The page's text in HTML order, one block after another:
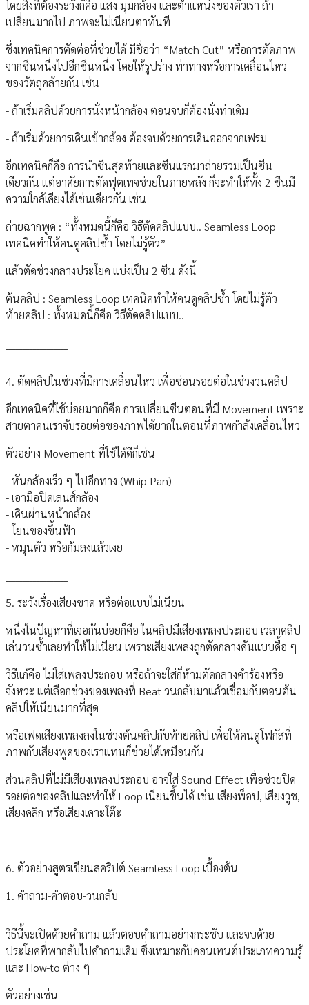
โดยสิ่งที่ต้องระวังก็คือ แสง มุมกล้อง และตำแหน่งของตัวเรา ถ้า
เปลี่ยนมากไป ภาพจะไม่เนียนตาทันที
ซึ่งเทคนิคการตัดต่อที่ช่วยได้ มีชื่อว่า “Match Cut” หรือการตัดภาพ
จากซีนหนึ่งไปอีกซีนหนึ่ง โดยให้รูปร่าง ท่าทางหรือการเคลื่อนไหว
ของวัตถุคล้ายกัน เช่น
- ถ้าเริ่มคลิปด้วยการนั่งหน้ากล้อง ตอนจบก็ต้องนั่งท่าเดิม
- ถ้าเริ่มด้วยการเดินเข้ากล้อง ต้องจบด้วยการเดินออกจากเฟรม
อีกเทคนิคก็คือ การนำซีนสุดท้ายและซีนแรกมาถ่ายรวมเป็นซีน
เดียวกัน แต่อาศัยการตัดฟุตเทจช่วยในภายหลัง ก็จะทำให้ทั้ง 2 ซีนมี
ความใกล้เคียงได้เช่นเดียวกัน เช่น
ถ่ายฉากพูด : “ทั้งหมดนี้ก็คือ วิธีตัดคลิปแบบ.. Seamless Loop
เทคนิคทำให้คนดูคลิปซ้ำ โดยไม่รู้ตัว”
แล้วตัดช่วงกลางประโยค แบ่งเป็น 2 ซีน ดังนี้
ต้นคลิป : Seamless Loop เทคนิคทำให้คนดูคลิปซ้ำ โดยไม่รู้ตัว
ท้ายคลิป : ทั้งหมดนี้ก็คือ วิธีตัดคลิปแบบ..
4. ตัดคลิปในช่วงที่มีการเคลื่อนไหว เพื่อซ่อนรอยต่อในช่วงวนคลิป
อีกเทคนิคที่ใช้บ่อยมากก็คือ การเปลี่ยนซีนตอนที่มี Movement เพราะ
สายตาคนเราจับรอยต่อของภาพได้ยากในตอนที่ภาพกำลังเคลื่อนไหว
ตัวอย่าง Movement ที่ใช้ได้ดีก็เช่น
- หันกล้องเร็ว ๆ ไปอีกทาง (Whip Pan)
- เอามือปิดเลนส์กล้อง
- เดินผ่านหน้ากล้อง
- โยนของขึ้นฟ้า
- หมุนตัว หรือก้มลงแล้วเงย
5. ระวังเรื่องเสียงขาด หรือต่อแบบไม่เนียน
หนึ่งในปัญหาที่เจอกันบ่อยก็คือ ในคลิปมีเสียงเพลงประกอบ เวลาคลิป
เล่นวนซ้ำเลยทำให้ไม่เนียน เพราะเสียงเพลงถูกตัดกลางคันแบบดื้อ ๆ
วิธีแก้คือ ไม่ใส่เพลงประกอบ หรือถ้าจะใส่ก็ห้ามตัดกลางคำร้องหรือ
จังหวะ แต่เลือกช่วงของเพลงที่ Beat วนกลับมาแล้วเชื่อมกับตอนต้น
คลิปให้เนียนมากที่สุด
หรือเฟดเสียงเพลงลงในช่วงต้นคลิปกับท้ายคลิป เพื่อให้คนดูโฟกัสที่
ภาพกับเสียงพูดของเราแทนก็ช่วยได้เหมือนกัน
ส่วนคลิปที่ไม่มีเสียงเพลงประกอบ อาจใส่ Sound Effect เพื่อช่วยปิด
รอยต่อของคลิปและทำให้ Loop เนียนขึ้นได้ เช่น เสียงพ็อป, เสียงวูช,
เสียงคลิก หรือเสียงเคาะโต๊ะ
6. ตัวอย่างสูตรเขียนสคริปต์ Seamless Loop เบื้องต้น
1. คำถาม-คำตอบ-วนกลับ
วิธีนี้จะเปิดด้วยคำถาม แล้วตอบคำถามอย่างกระชับ และจบด้วย
ประโยคที่พากลับไปคำถามเดิม ซึ่งเหมาะกับคอนเทนต์ประเภทความรู้
และ How-to ต่าง ๆ
ตัวอย่างเช่น